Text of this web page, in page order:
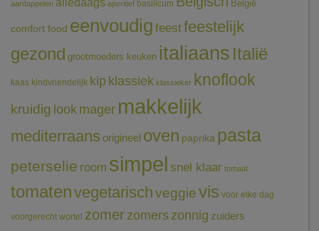
aardappelen alledaags aperitief basilicum België
comfort food eenvoudig feestfeestelijk
gezond grootmoeders keuken italiaans Italië
kaas kindvriendelijk kip klassiek klassieker knoflook
kruidig look mager makkelijk
mediterraans origineel oven paprika pasta
peterselie room simpel snel klaar tomaat
tomatenvegetarischveggievis voor elke dag
voorgerecht wortel zomerzomerszonnig zuiders